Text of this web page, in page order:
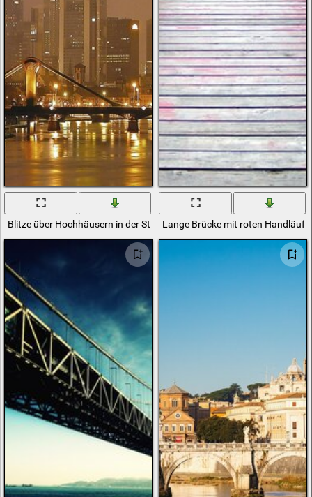
Blitze über Hochhäusern in der Stadt an der Brücke
Lange Brücke mit roten